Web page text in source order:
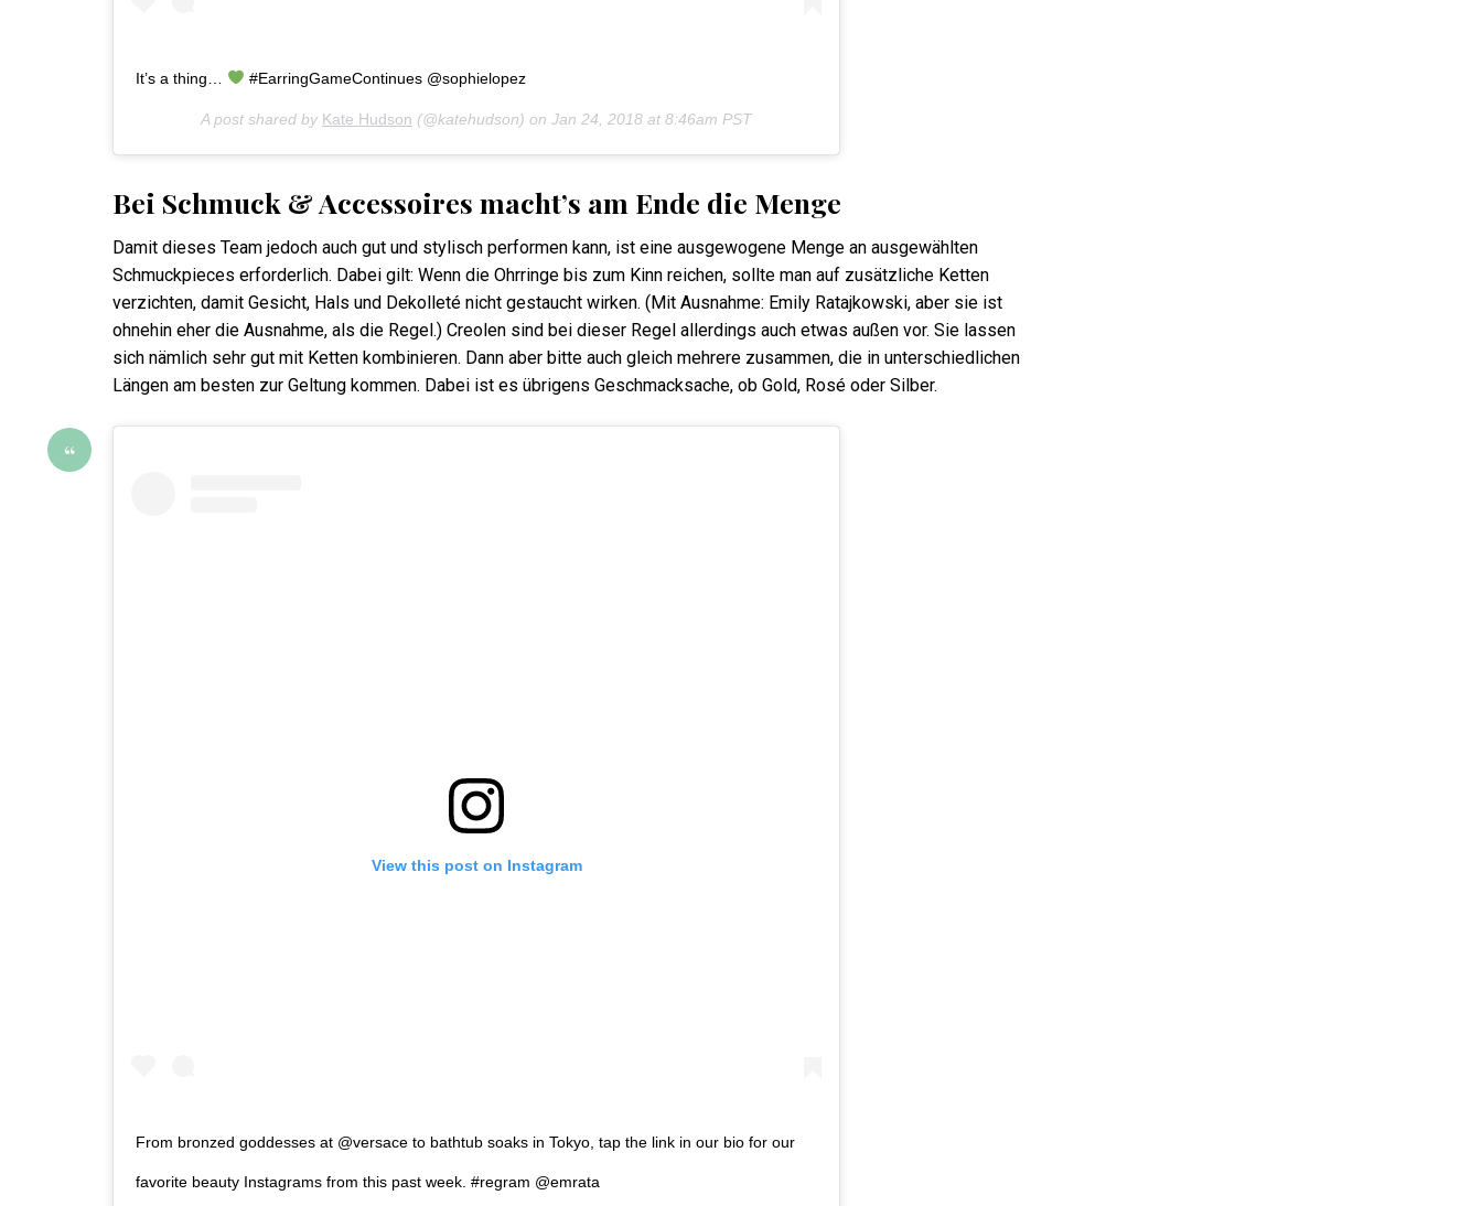
It’s a thing… #EarringGameContinues @sophielopez
A post shared by Kate Hudson (@katehudson) on Jan 24, 2018 at 8:46am PST
Bei Schmuck & Accessoires macht’s am Ende die Menge
Damit dieses Team jedoch auch gut und stylisch performen kann, ist eine ausgewogene Menge an ausgewählten
Schmuckpieces erforderlich. Dabei gilt: Wenn die Ohrringe bis zum Kinn reichen, sollte man auf zusätzliche Ketten
verzichten, damit Gesicht, Hals und Dekolleté nicht gestaucht wirken. (Mit Ausnahme: Emily Ratajkowski, aber sie ist
ohnehin eher die Ausnahme, als die Regel.) Creolen sind bei dieser Regel allerdings auch etwas außen vor. Sie lassen
sich nämlich sehr gut mit Ketten kombinieren. Dann aber bitte auch gleich mehrere zusammen, die in unterschiedlichen
Längen am besten zur Geltung kommen. Dabei ist es übrigens Geschmacksache, ob Gold, Rosé oder Silber.
View this post on Instagram
From bronzed goddesses at @versace to bathtub soaks in Tokyo, tap the link in our bio for our
favorite beauty Instagrams from this past week. #regram @emrata